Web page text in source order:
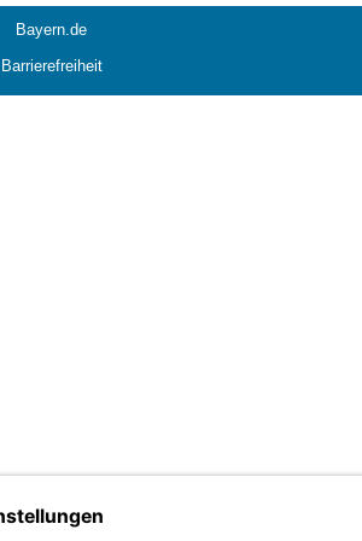
Bayern.de
Barrierefreiheit